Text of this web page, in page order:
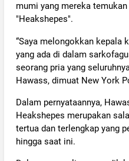
mumi yang mereka
"Heakshepes".
“Saya melongokkan kepala
yang ada di dalam
seorang pria yang
Hawass, dimuat New York
Dalam pernyataannya,
Heakshepes merupakan
tertua dan terlengkap yang
hingga saat ini.